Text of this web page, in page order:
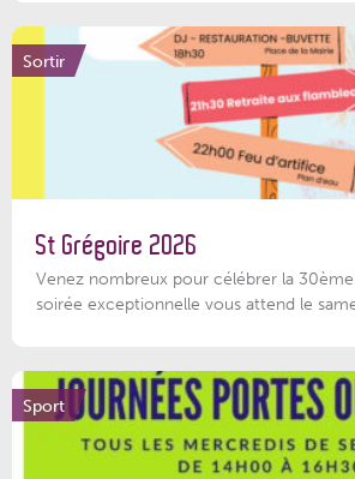
Sortir
St Grégoire 2026
Venez nombreux pour célébrer la
soirée exceptionnelle vous attend le
Sport